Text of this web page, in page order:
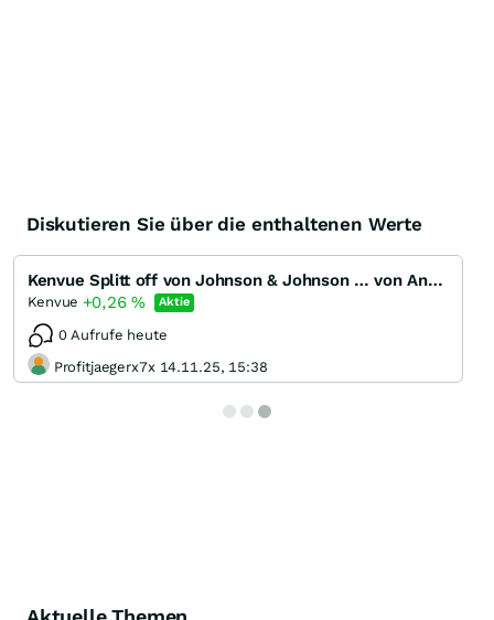
Diskutieren Sie über die enthaltenen Werte
Kenvue Splitt off von Johnson & Johnson … von Anfang an dabei …
Kenvue +0,26% Aktie
0 Aufrufe heute
Profitjaegerx7x 14.11.25, 15:38